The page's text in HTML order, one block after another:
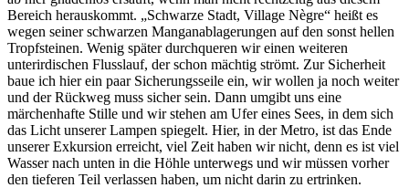
Bereich herauskommt.
Schwarze Stadt, Village Nègre
heißt es
wegen seiner schwarzen Manganablagerungen auf den sonst hellen
Tropfsteinen. Wenig später durchqueren wir einen weiteren
unterirdischen Flusslauf, der schon mächtig strömt. Zur Sicherheit
baue ich hier ein paar Sicherungsseile ein, wir wollen ja noch weiter
und der Rückweg muss sicher sein. Dann umgibt uns eine
märchenhafte Stille und wir stehen am Ufer eines Sees, in dem sich
das Licht unserer Lampen spiegelt. Hier, in der Metro, ist das Ende
unserer Exkursion erreicht, viel Zeit haben wir nicht, denn es ist viel
Wasser nach unten in die Höhle unterwegs und wir müssen vorher
den tieferen Teil verlassen haben, um nicht darin zu ertrinken.